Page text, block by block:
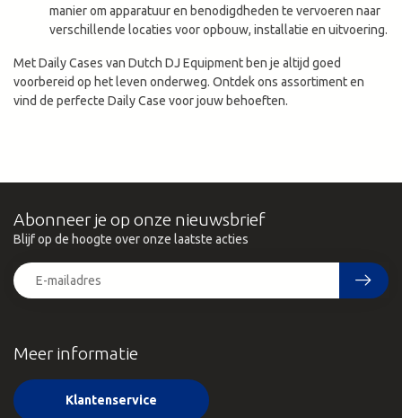
manier om apparatuur en benodigdheden te vervoeren naar
verschillende locaties voor opbouw, installatie en uitvoering.
Met Daily Cases van Dutch DJ Equipment ben je altijd goed
voorbereid op het leven onderweg. Ontdek ons assortiment en
vind de perfecte Daily Case voor jouw behoeften.
Meer informatie
Klantenservice
Abonneer je op onze nieuwsbrief
Blijf op de hoogte over onze laatste acties